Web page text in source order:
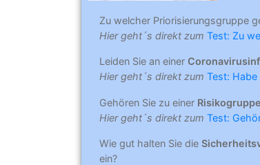
Zu welcher Priorisierungsgruppe
Hier geht´s direkt zum Test: Zu
Leiden Sie an einer
Hier geht´s direkt zum Test:
Gehören Sie zu einer Risikogruppe
Hier geht´s direkt zum Test:
Wie gut halten Sie die
ein?